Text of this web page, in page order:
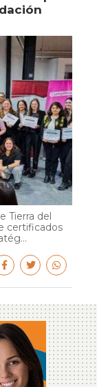
Tierra del
certificados